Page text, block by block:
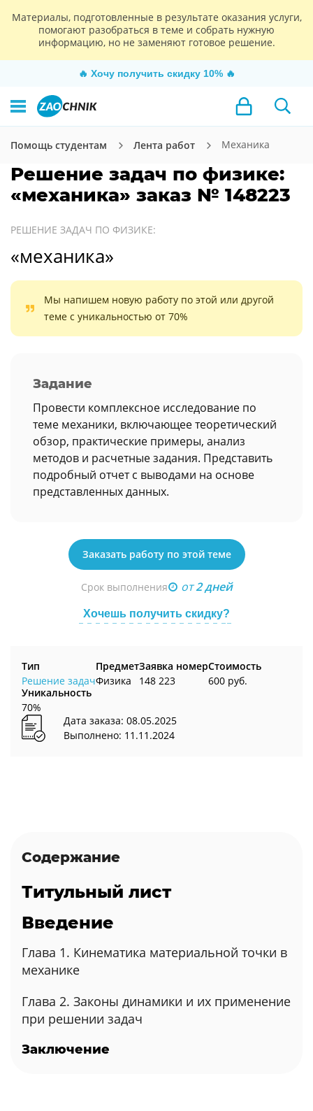
Материалы, подготовленные в результате оказания услуги,
помогают разобраться в теме и собрать нужную
информацию, но не заменяют готовое решение.
🔥 Хочу получить скидку 10% 🔥
Помощь студентам Лента работ Механика
Решение задач по физике:
«механика» заказ № 148223
РЕШЕНИЕ ЗАДАЧ ПО ФИЗИКЕ:
«механика»
Мы напишем новую работу по этой или другой
теме с уникальностью от 70%
Задание
Провести комплексное исследование по
теме механики, включающее теоретический
обзор, практические примеры, анализ
методов и расчетные задания. Представить
подробный отчет с выводами на основе
представленных данных.
Заказать работу по этой теме
Срок выполнения от2 дней
Хочешь получить скидку?
Тип
Решение задач
Предмет
Физика
Заявка номер
148 223
Стоимость
600 руб.
Уникальность
70%
Дата заказа: 08.05.2025
Выполнено: 11.11.2024
Содержание
Титульный лист
Введение
Глава 1. Кинематика материальной точки в
механике
Глава 2. Законы динамики и их применение
при решении задач
Заключение